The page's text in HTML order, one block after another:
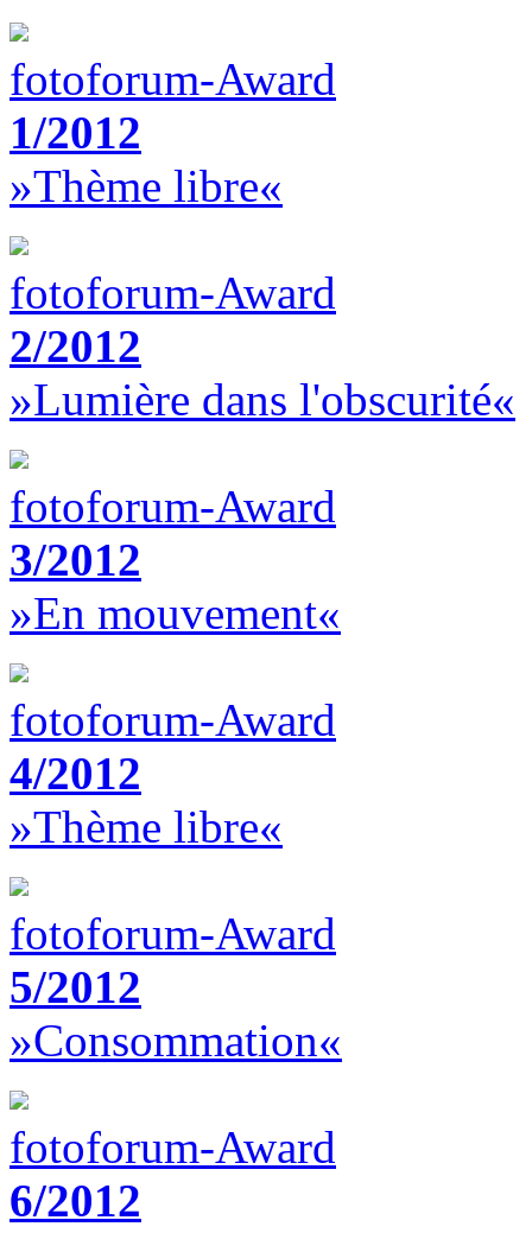
fotoforum-Award
1/2012
»Thème libre«
fotoforum-Award
2/2012
»Lumière dans l'obscurité«
fotoforum-Award
3/2012
»En mouvement«
fotoforum-Award
4/2012
»Thème libre«
fotoforum-Award
5/2012
»Consommation«
fotoforum-Award
6/2012